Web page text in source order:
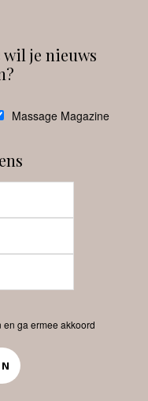
wil je nieuws
Massage Magazine
ga ermee akkoord